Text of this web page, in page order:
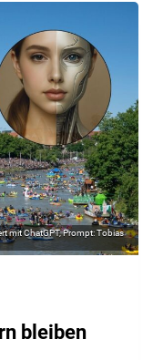
mit ChatGPT, Prompt: Tobias
bleiben